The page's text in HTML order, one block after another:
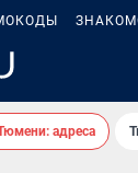
адреса